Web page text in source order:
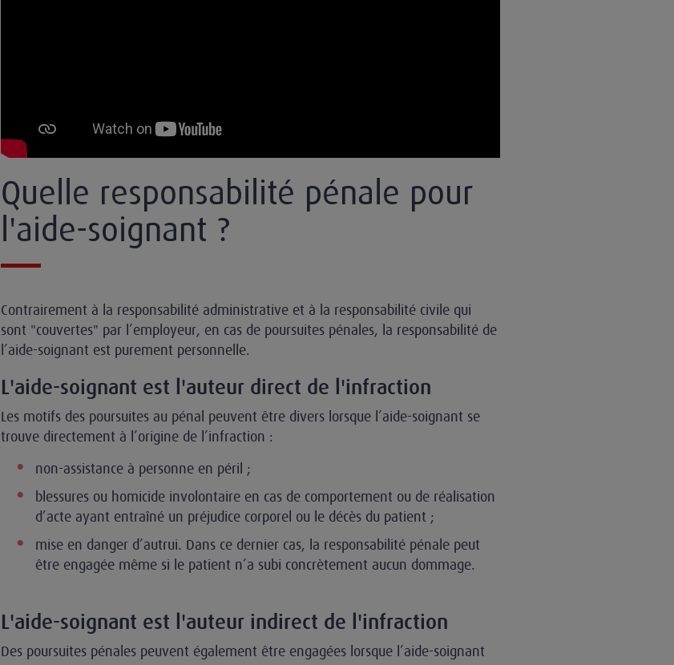
Quelle responsabilité pénale pour
l'aide-soignant ?
Contrairement à la responsabilité administrative et à la responsabilité civile qui
sont "couvertes" par l’employeur, en cas de poursuites pénales, la responsabilité de
l’aide-soignant est purement personnelle.
L'aide-soignant est l'auteur direct de l'infraction
Les motifs des poursuites au pénal peuvent être divers lorsque l’aide-soignant se
trouve directement à l’origine de l’infraction :
non-assistance à personne en péril ;
blessures ou homicide involontaire en cas de comportement ou de réalisation
d’acte ayant entraîné un préjudice corporel ou le décès du patient ;
mise en danger d’autrui. Dans ce dernier cas, la responsabilité pénale peut
être engagée même si le patient n’a subi concrètement aucun dommage.
L'aide-soignant est l'auteur indirect de l'infraction
Des poursuites pénales peuvent également être engagées lorsque l’aide-soignant